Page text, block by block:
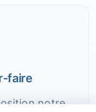
faire
notre